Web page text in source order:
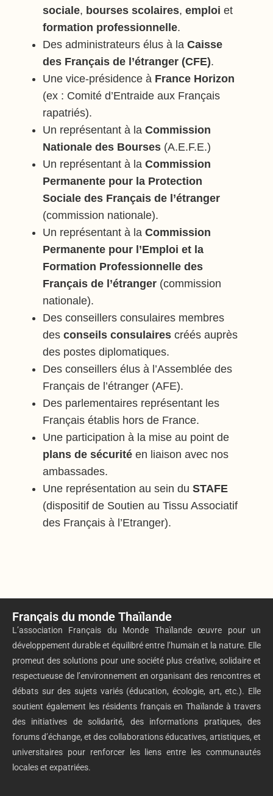
sociale, bourses scolaires, emploi et
formation professionnelle.
Des administrateurs élus à la Caisse
des Français de l’étranger (CFE).
Une vice-présidence à France Horizon
(ex : Comité d’Entraide aux Français
rapatriés).
Un représentant à la Commission
Nationale des Bourses (A.E.F.E.)
Un représentant à la Commission
Permanente pour la Protection
Sociale des Français de l’étranger
(commission nationale).
Un représentant à la Commission
Permanente pour l’Emploi et la
Formation Professionnelle des
Français de l’étranger (commission
nationale).
Des conseillers consulaires membres
des conseils consulaires créés auprès
des postes diplomatiques.
Des conseillers élus à l’Assemblée des
Français de l’étranger (AFE).
Des parlementaires représentant les
Français établis hors de France.
Une participation à la mise au point de
plans de sécurité en liaison avec nos
ambassades.
Une représentation au sein du STAFE
(dispositif de Soutien au Tissu Associatif
des Français à l’Etranger).
Français du monde Thaïlande
L’association Français du Monde Thaïlande œuvre pour un
développement durable et équilibré entre l’humain et la nature. Elle
promeut des solutions pour une société plus créative, solidaire et
respectueuse de l’environnement en organisant des rencontres et
débats sur des sujets variés (éducation, écologie, art, etc.). Elle
soutient également les résidents français en Thaïlande à travers
des initiatives de solidarité, des informations pratiques, des
forums d’échange, et des collaborations éducatives, artistiques, et
universitaires pour renforcer les liens entre les communautés
locales et expatriées.